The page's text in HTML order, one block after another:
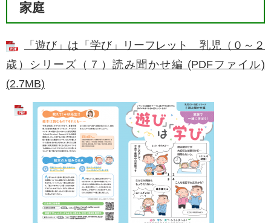
家庭
「遊び」は「学び」リーフレット ​乳児（０～２
歳）シリーズ（７）読み聞かせ編 (PDFファイル)
(2.7MB)